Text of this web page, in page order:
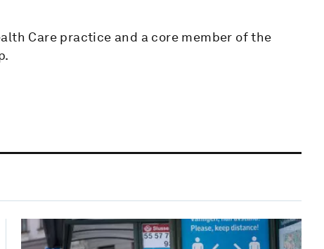
Care practice and a core member of the